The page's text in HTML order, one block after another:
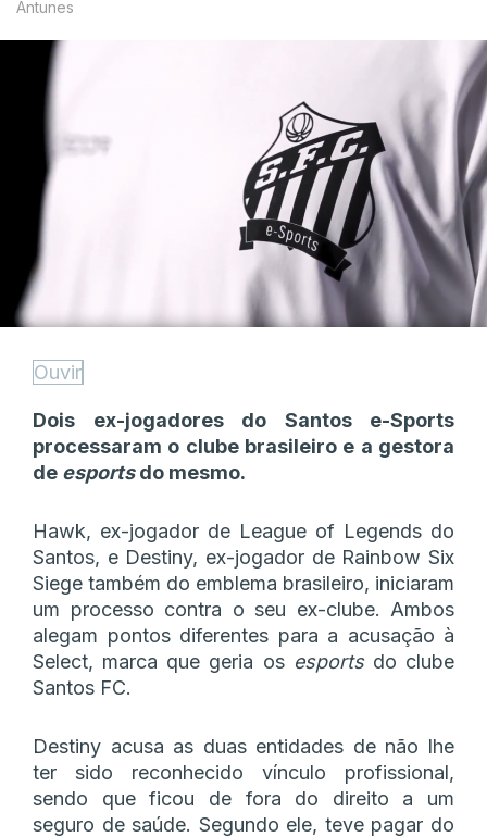
Antunes
Ouvir
Dois ex-jogadores do Santos e-Sports
processaram o clube brasileiro e a gestora
de esportsdo mesmo.
Hawk, ex-jogador de League of Legends do
Santos, e Destiny, ex-jogador de Rainbow Six
Siege também do emblema brasileiro, iniciaram
um processo contra o seu ex-clube. Ambos
alegam pontos diferentes para a acusação à
Select, marca que geria os esportsdo clube
Santos FC.
Destiny acusa as duas entidades de não lhe
ter sido reconhecido vínculo profissional,
sendo que ficou de fora do direito a um
seguro de saúde. Segundo ele, teve pagar do